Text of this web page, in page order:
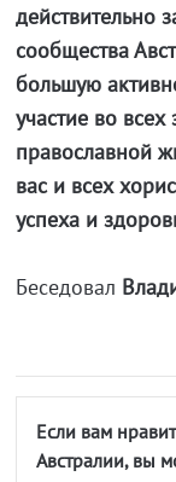
действительно
сообщества
большую
участие во
православной
вас и всех
успеха и
Беседовал
Если вам
Австралии, вы